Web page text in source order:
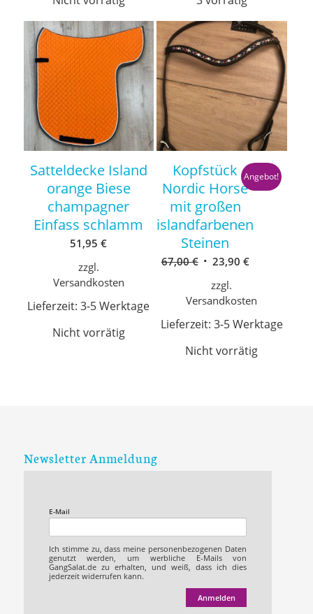
Satteldecke Island
orange Biese
champagner
Einfass schlamm
51,95€
zzgl.
Versandkosten
Lieferzeit:3-5 Werktage
Nicht vorrätig
Kopfstück
Nordic Horse
mit großen
islandfarbenen
Steinen
67,00€ Ursprünglicher
war:
23,90 €Aktueller
Angebot!
zzgl.
Versandkosten
Lieferzeit: 3-5 Werktage
Nicht vorrätig
Newsletter Anmeldung
E-Mail
Ich stimme zu, dass meine personenbezogenen Daten
genutzt werden, um werbliche E-Mails von
GangSalat.de zu erhalten, und weiß, dass ich dies
jederzeit widerrufen kann.
Anmelden